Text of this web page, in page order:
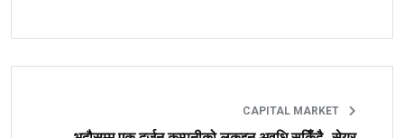
CAPITAL MARKET